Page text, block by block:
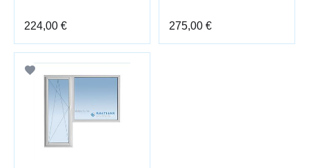
224,00 € 275,00 €